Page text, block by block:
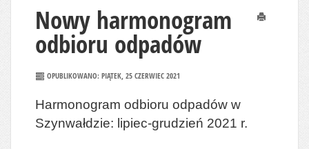
Nowy harmonogram
odbioru odpadów
OPUBLIKOWANO: PIĄTEK, 25 CZERWIEC 2021
Harmonogram odbioru odpadów w
Szynwałdzie: lipiec-grudzień 2021 r.